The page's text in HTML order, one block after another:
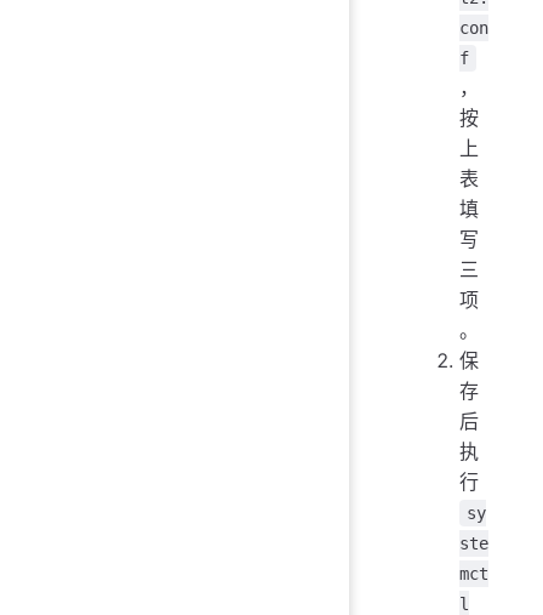
con
f
，
按
上
表
填
写
三
项
。
保
存
后
执
行
sy
ste
mct
l